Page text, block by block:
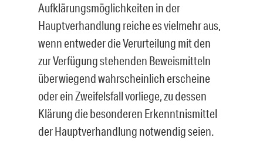
Aufklärungsmöglichkeiten in der
Hauptverhandlung reiche es vielmehr aus,
wenn entweder die Verurteilung mit den
zur Verfügung stehenden Beweismitteln
überwiegend wahrscheinlich erscheine
oder ein Zweifelsfall vorliege, zu dessen
Klä­rung die besonderen Erkenntnismittel
der Hauptverhandlung notwendig seien.